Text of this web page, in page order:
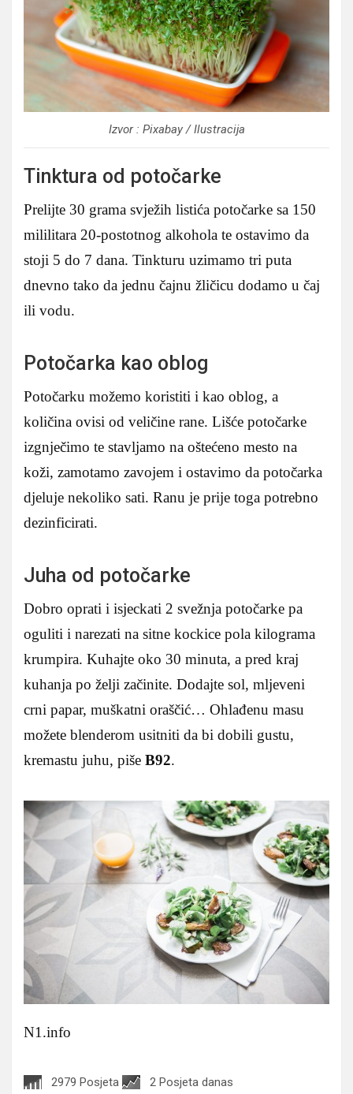
Izvor : Pixabay / Ilustracija
Tinktura od potočarke
Prelijte 30 grama svježih listića potočarke sa 150
mililitara 20-postotnog alkohola te ostavimo da
stoji 5 do 7 dana. Tinkturu uzimamo tri puta
dnevno tako da jednu čajnu žličicu dodamo u čaj
ili vodu.
Potočarka kao oblog
Potočarku možemo koristiti i kao oblog, a
količina ovisi od veličine rane. Lišće potočarke
izgnječimo te stavljamo na oštećeno mesto na
koži, zamotamo zavojem i ostavimo da potočarka
djeluje nekoliko sati. Ranu je prije toga potrebno
dezinficirati.
Juha od potočarke
Dobro oprati i isjeckati 2 svežnja potočarke pa
oguliti i narezati na sitne kockice pola kilograma
krumpira. Kuhajte oko 30 minuta, a pred kraj
kuhanja po želji začinite. Dodajte sol, mljeveni
crni papar, muškatni oraščić… Ohlađenu masu
možete blenderom usitniti da bi dobili gustu,
kremastu juhu, piše B92.
N1.info
2979 Posjeta 2 Posjeta danas